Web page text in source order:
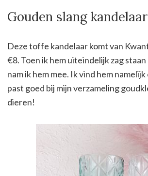
Gouden slang kandelaar
Deze toffe kandelaar komt van
€8. Toen ik hem uiteindelijk zag
nam ik hem mee. Ik vind hem
past goed bij mijn verzameling
dieren!